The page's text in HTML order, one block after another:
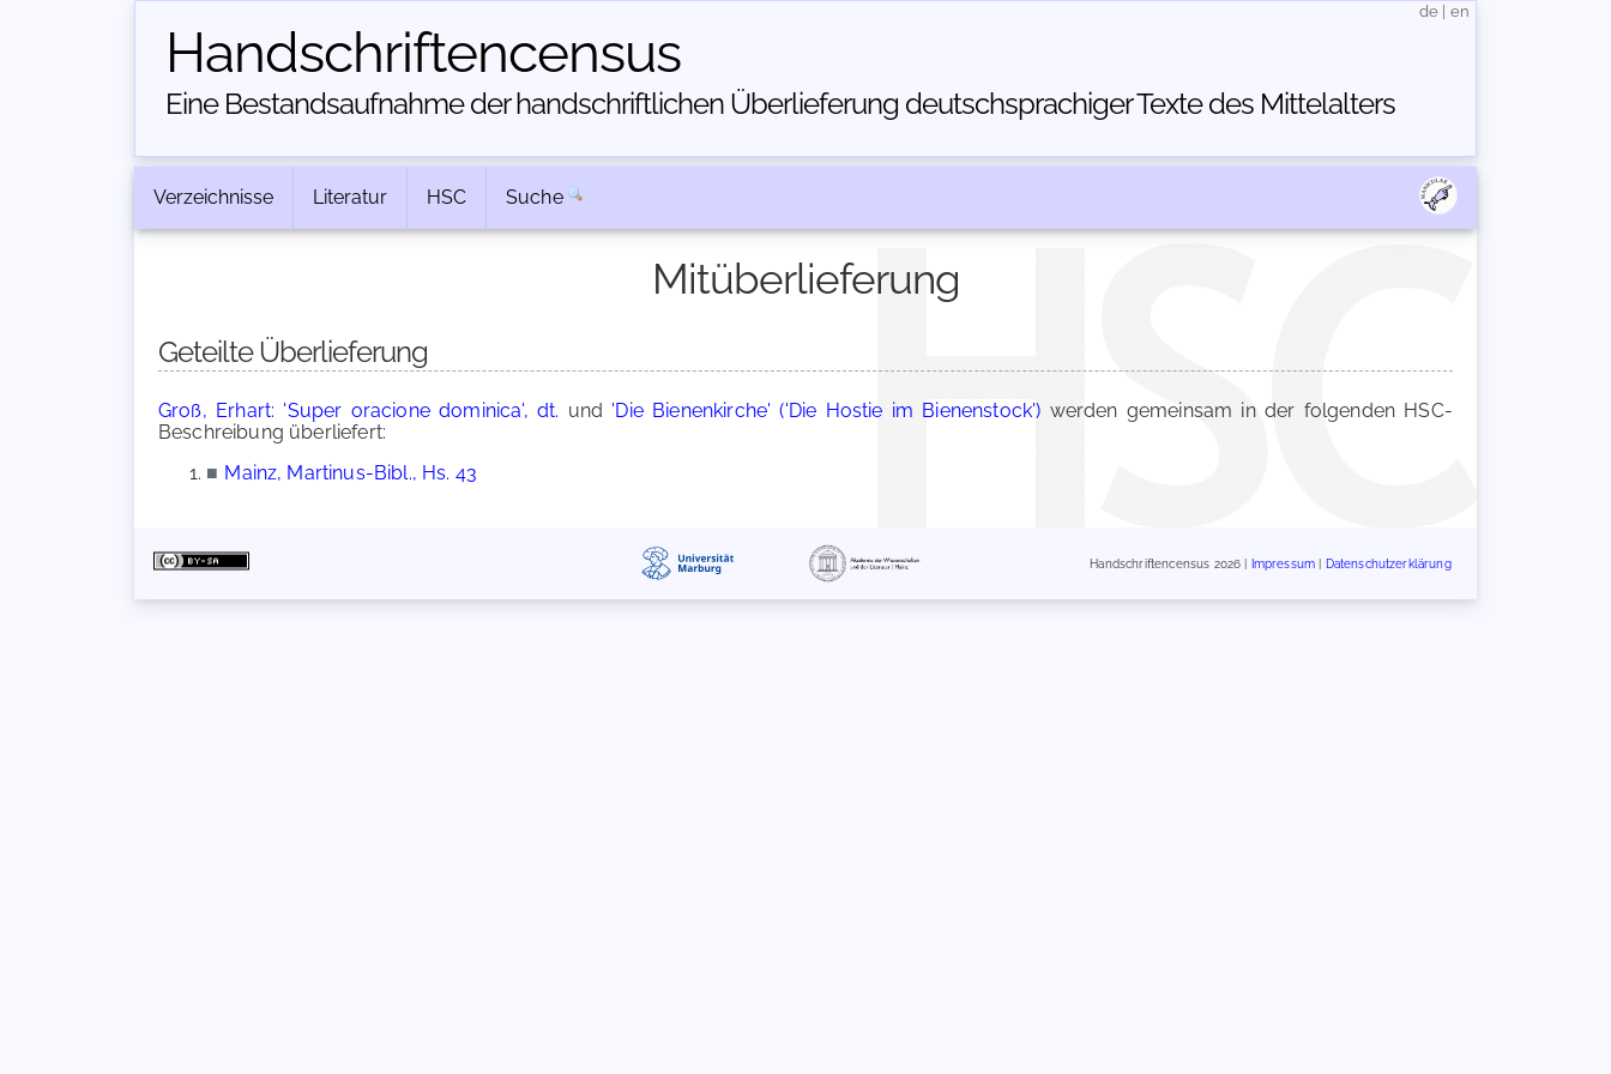
Handschriften­census
Eine Bestandsaufnahme der handschriftlichen Über­lieferung deutschsprachiger Texte des Mittelalters
de en
Verzeichnisse Literatur HSC Suche
Mitüberlieferung
Geteilte Überlieferung
Groß, Erhart: 'Super oracione dominica', dt. und 'Die Bienenkirche' ('Die Hostie im Bienenstock') werden gemeinsam in der folgenden HSC-
Beschreibung überliefert:
■ Mainz, Martinus-Bibl., Hs. 43
Handschriftencensus 2026 | Impressum Datenschutzerklärung